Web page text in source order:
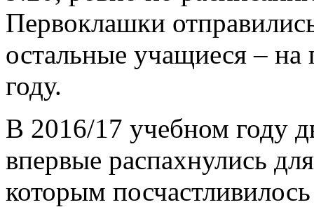
Первоклашки
остальные учащиеся –
году.
В 2016/17 учебном году
впервые распахнулись
которым